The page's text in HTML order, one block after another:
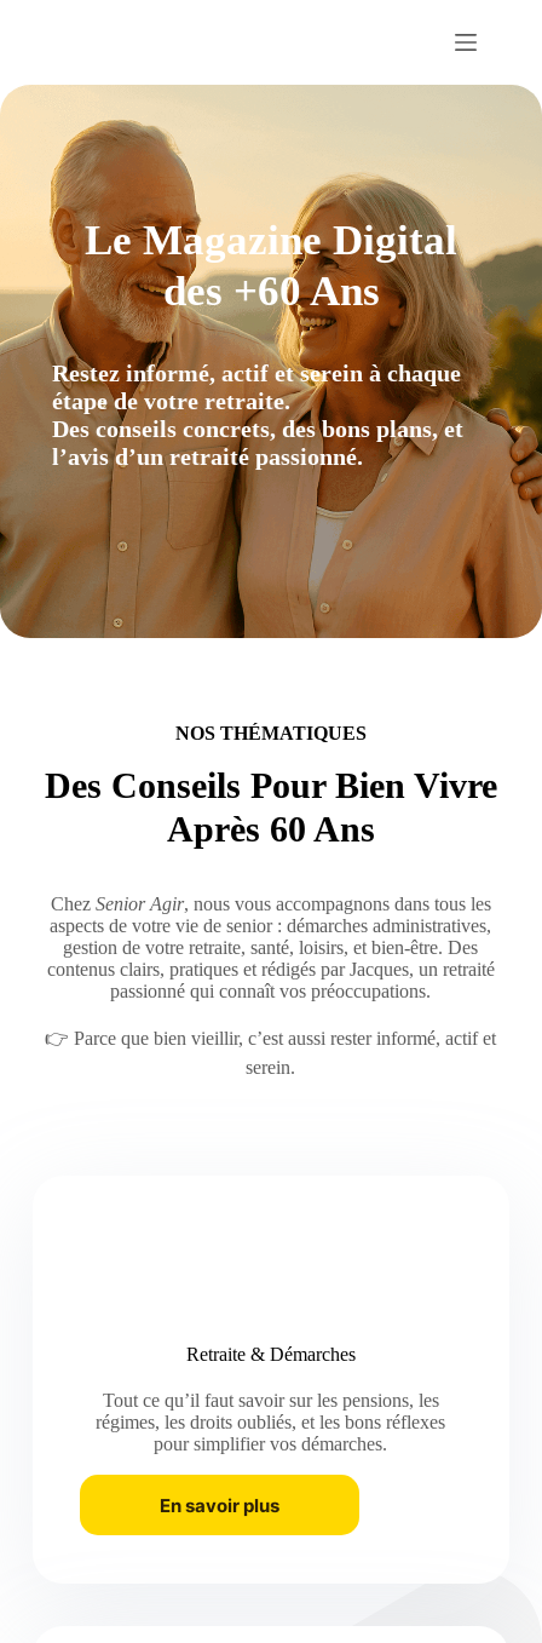
Le Magazine Digital
des +60 Ans
Restez informé, actif et serein à chaque
étape de votre retraite.
Des conseils concrets, des bons plans, et
l’avis d’un retraité passionné.
NOS THÉMATIQUES
Des Conseils Pour Bien Vivre
Après 60 Ans
Chez Senior Agir, nous vous accompagnons dans tous les
aspects de votre vie de senior : démarches administratives,
gestion de votre retraite, santé, loisirs, et bien-être. Des
contenus clairs, pratiques et rédigés par Jacques, un retraité
passionné qui connaît vos préoccupations.
👉 Parce que bien vieillir, c’est aussi rester informé, actif et
serein.
Retraite & Démarches
Tout ce qu’il faut savoir sur les pensions, les
régimes, les droits oubliés, et les bons réflexes
pour simplifier vos démarches.
En savoir plus